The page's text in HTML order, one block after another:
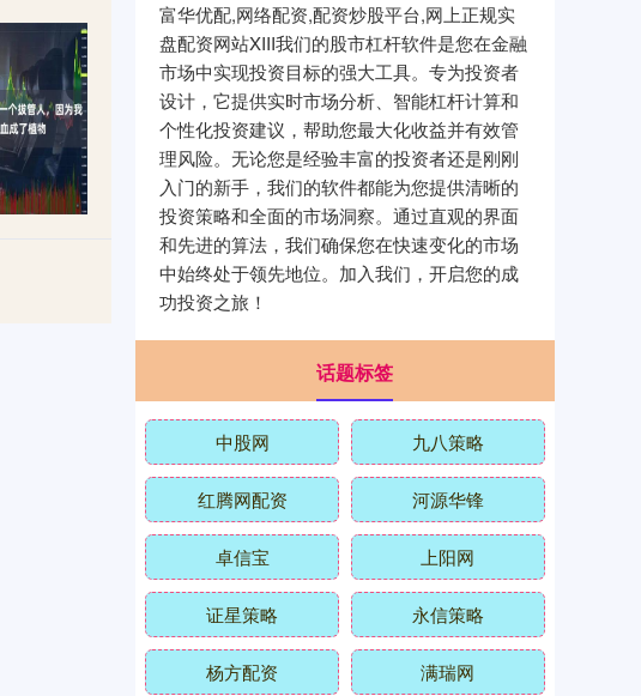
富华优配,网络配资,配资炒股平台,网上正规实
盘配资网站XIII‌我们的股市杠杆软件是您在金融
市场中实现投资目标的强大工具。专为投资者
设计，它提供实时市场分析、智能杠杆计算和
个性化投资建议，帮助您最大化收益并有效管
理风险。无论您是经验丰富的投资者还是刚刚
入门的新手，我们的软件都能为您提供清晰的
投资策略和全面的市场洞察。通过直观的界面
和先进的算法，我们确保您在快速变化的市场
中始终处于领先地位。加入我们，开启您的成
功投资之旅！
话题标签
中股网 九八策略
红腾网配资 河源华锋
卓信宝 上阳网
证星策略 永信策略
杨方配资 满瑞网